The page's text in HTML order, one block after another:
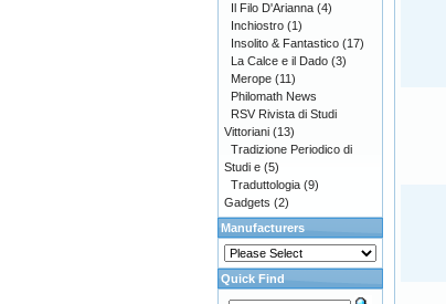
Il Filo D'Arianna (4)
Inchiostro (1)
Insolito & Fantastico (17)
La Calce e il Dado (3)
Merope (11)
Philomath News
RSV Rivista di Studi
Vittoriani (13)
Tradizione Periodico di
Studi e (5)
Traduttologia (9)
Gadgets (2)
Manufacturers
Quick Find